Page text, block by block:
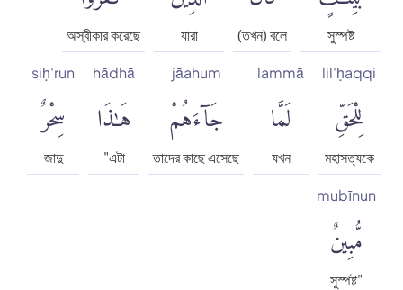
সুস্পষ্ট
(তখন) বলে
যারা
অস্বীকার করেছে
lil'ḥaqqi
لِلْحَقِّ
মহাসত্যকে
lammā
لَمَّا
যখন
jāahum
جَآءَهُمْ
তাদের কাছে এসেছে
hādhā
هَٰذَا
"এটা
siḥ'run
سِحْرٌ
জাদু
mubīnun
مُّبِينٌ
সুস্পষ্ট"